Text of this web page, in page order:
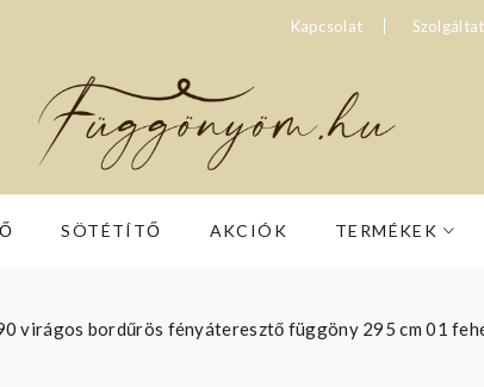
Kapcsolat
SÖTÉTÍTŐ AKCIÓK TERMÉKEK
virágos bordűrös fényáteresztő függöny 295 cm 01